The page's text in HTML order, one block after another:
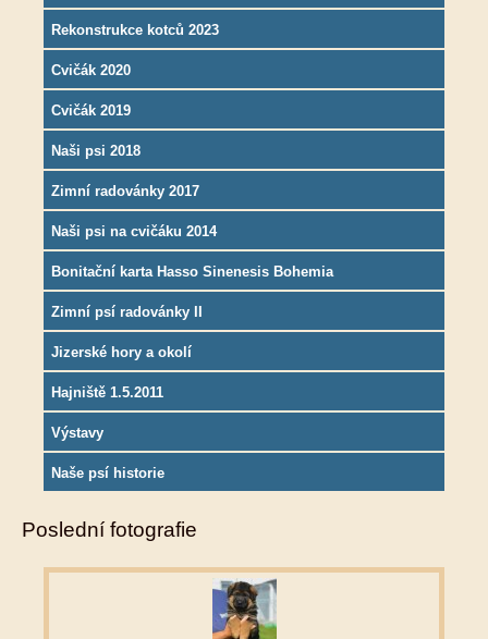
Rekonstrukce kotců 2023
Cvičák 2020
Cvičák 2019
Naši psi 2018
Zimní radovánky 2017
Naši psi na cvičáku 2014
Bonitační karta Hasso Sinenesis Bohemia
Zimní psí radovánky II
Jizerské hory a okolí
Hajniště 1.5.2011
Výstavy
Naše psí historie
Poslední fotografie